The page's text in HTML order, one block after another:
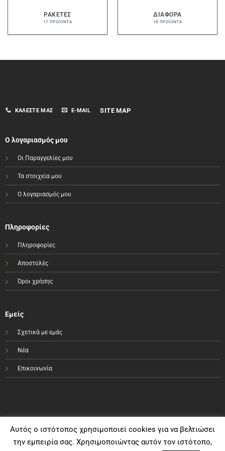
ΡΑΚΈΤΕΣ
17 ΠΡΟΪΌΝΤΑ
ΔΙΆΦΟΡΑ
18 ΠΡΟΪΌΝΤΑ
ΚΑΛΈΣΤΕ ΜΑΣ E-MAIL SITE MAP
Ο λογαριασμός μου
Οι Παραγγελίες μου
Τα στοιχεία μου
Ο λογαριασμός μου
Πληροφορίες
Πληροφορίες
Αποστολές
Όροι χρήσης
Εμείς
Σχετικά με εμάς
Νέα
Επικοινωνία
Αυτός ο ιστότοπος χρησιμοποιεί cookies για να βελτιώσει
την εμπειρία σας. Χρησιμοποιώντας αυτόν τον ιστότοπο,